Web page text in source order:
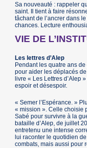
Sa nouveauté : rappeler
saint. Il tient à faire
tâchant de l’ancrer dans
chances. Lecture
VIE DE
Les lettres d’Alep
Pendant les quatre ans
pour aider les déplacés
livre « Les Lettres d’Alep
espoir et désespoir.
« Semer l’Espérance. »
« mission ». Celle choisie
Sabé pour survivre à la
bataille d’Alep, de juillet
entretenu une intense
lui raconter le quotidien
combats, mais aussi pour